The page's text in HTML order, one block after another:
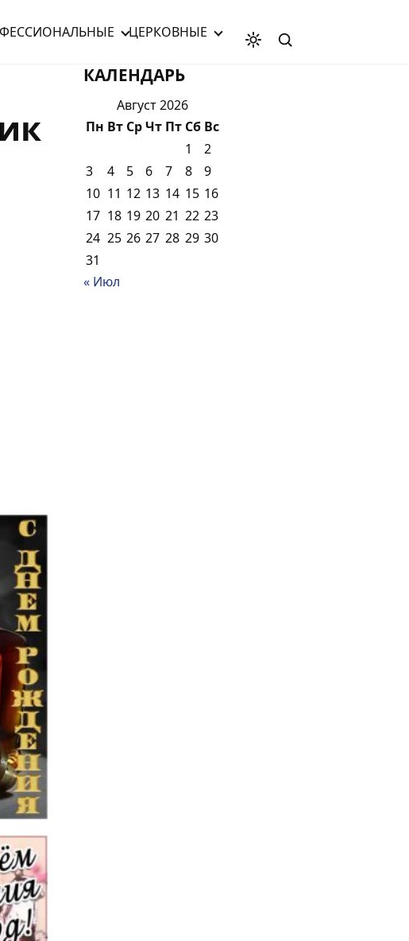
ЦЕРКОВНЫЕ
КАЛЕНДАРЬ
Август 2026
Пн Вт СрЧт Пт Сб Вс
1
2
3
4 5 6 7 8
9
10 11 12 13 14 15 16
17 18 19 20 21 22 23
24 25 26 27 28 29 30
31
« Июл